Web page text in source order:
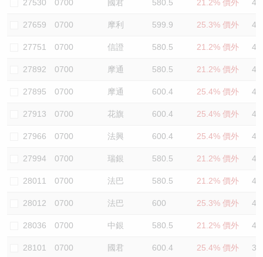
27530 0700 國君 580.5 21.2% 價外
27659 0700 摩利 599.9 25.3% 價外
27751 0700 信證 580.5 21.2% 價外
27892 0700 摩通 580.5 21.2% 價外
27895 0700 摩通 600.4 25.4% 價外
27913 0700 花旗 600.4 25.4% 價外
27966 0700 法興 600.4 25.4% 價外
27994 0700 瑞銀 580.5 21.2% 價外
28011 0700 法巴 580.5 21.2% 價外
28012 0700 法巴 600 25.3% 價外
28036 0700 中銀 580.5 21.2% 價外
28101 0700 國君 600.4 25.4% 價外